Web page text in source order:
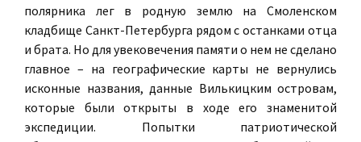
полярника лег в родную землю на Смоленском
кладбище Санкт-Петербурга рядом с останками отца
и брата. Но для увековечения памяти о нем не сделано
главное – на географические карты не вернулись
исконные названия, данные Вилькицким островам,
которые были открыты в ходе его знаменитой
экспедиции. Попытки патриотической